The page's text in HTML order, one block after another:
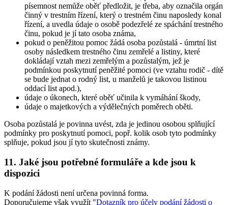
písemnost nemůže oběť předložit, je třeba, aby označila orgán
činný v trestním řízení, který o trestném činu naposledy konal
řízení, a uvedla údaje o osobě podezřelé ze spáchání trestného
činu, pokud je jí tato osoba známa,
pokud o peněžitou pomoc žádá osoba pozůstalá - úmrtní list
osoby následkem trestného činu zemřelé a listiny, které
dokládají vztah mezi zemřelým a pozůstalým, jež je
podmínkou poskytnutí peněžité pomoci (ve vztahu rodič - dítě
se bude jednat o rodný list, u manželů je takovou listinou
oddací list apod.),
údaje o úkonech, které oběť učinila k vymáhání škody,
údaje o majetkových a výdělečných poměrech oběti.
Osoba pozůstalá je povinna uvést, zda je jedinou osobou splňující
podmínky pro poskytnutí pomoci, popř. kolik osob tyto podmínky
splňuje, pokud jsou jí tyto skutečnosti známy.
11. Jaké jsou potřebné formuláře a kde jsou k
dispozici
K podání žádosti není určena povinná forma.
Doporučujeme však využít "Dotazník pro účely podání žádosti o